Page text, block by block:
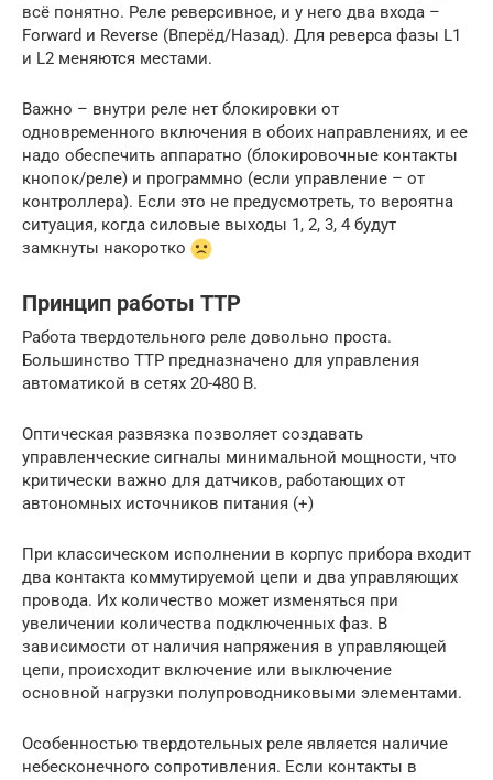
всё понятно. Реле реверсивное, и у него два входа –
Forward и Reverse (Вперёд/Назад). Для реверса фазы L1
и L2 меняются местами.
Важно – внутри реле нет блокировки от
одновременного включения в обоих направлениях, и ее
надо обеспечить аппаратно (блокировочные контакты
кнопок/реле) и программно (если управление – от
контроллера). Если это не предусмотреть, то вероятна
ситуация, когда силовые выходы 1, 2, 3, 4 будут
замкнуты накоротко
Принцип работы ТТР
Работа твердотельного реле довольно проста.
Большинство ТТР предназначено для управления
автоматикой в сетях 20-480 В.
Оптическая развязка позволяет создавать
управленческие сигналы минимальной мощности, что
критически важно для датчиков, работающих от
автономных источников питания (+)
При классическом исполнении в корпус прибора входит
два контакта коммутируемой цепи и два управляющих
провода. Их количество может изменяться при
увеличении количества подключенных фаз. В
зависимости от наличия напряжения в управляющей
цепи, происходит включение или выключение
основной нагрузки полупроводниковыми элементами.
Особенностью твердотельных реле является наличие
небесконечного сопротивления. Если контакты в